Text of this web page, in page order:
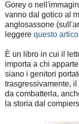
Gorey o
vanno dal gotico al
anglosassone
leggere questo
È un libro in cui il
importa a chi
siano i genitori
trasgressivamente,
da combatterla,
la storia dal